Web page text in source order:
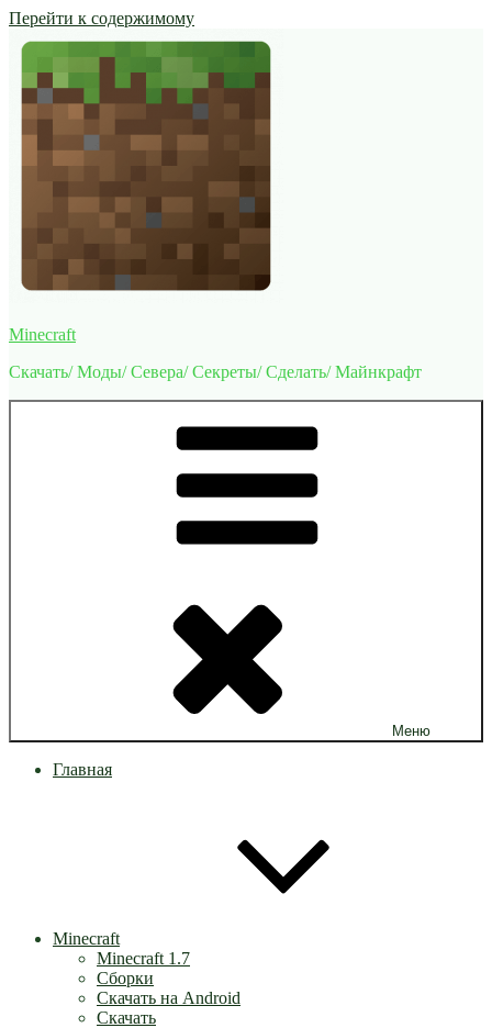
Перейти к содержимому
Minecraft
Скачать/ Моды/ Севера/ Секреты/ Сделать/ Майнкрафт
Меню
Главная
Minecraft
Minecraft 1.7
Сборки
Скачать на Android
Скачать